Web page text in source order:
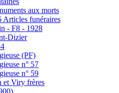
aux morts
Articles funéraires
- F8 - 1928
Dizier
(PF)
n° 57
n° 59
et Viry frères